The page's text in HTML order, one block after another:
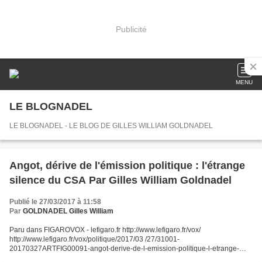
Publicité
MENU
LE BLOGNADEL
LE BLOGNADEL - LE BLOG DE GILLES WILLIAM GOLDNADEL
Angot, dérive de l'émission politique : l'étrange
silence du CSA Par Gilles William Goldnadel
Publié le 27/03/2017 à 11:58
Par GOLDNADEL Gilles William
Paru dans FIGAROVOX - lefigaro.fr http://www.lefigaro.fr/vox/
http://www.lefigaro.fr/vox/politique/2017/03 /27/31001-
20170327ARTFIG00091-angot-derive-de-l-emission-politique-l-etrange-